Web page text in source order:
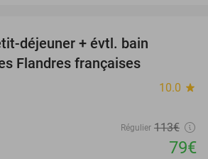
déjeuner + évtl. bain
Flandres françaises
10.0 star
Régulier 113€
79€